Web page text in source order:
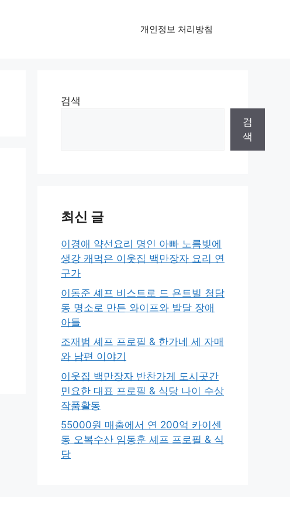
개인정보 처리방침
검색
검
색
최신 글
이경애 약선요리 명인 아빠 노름빚에
생강 캐먹은 이웃집 백만장자 요리 연
구가
이동준 셰프 비스트로 드 욘트빌 청담
동 명소로 만든 와이프와 발달 장애
아들
조재범 셰프 프로필 & 한가네 세 자매
와 남편 이야기
이웃집 백만장자 반찬가게 도시곳간
민요한 대표 프로필 & 식당 나이 수상
작품활동
55000원 매출에서 연 200억 카이센
동 오복수산 임동훈 셰프 프로필 & 식
당